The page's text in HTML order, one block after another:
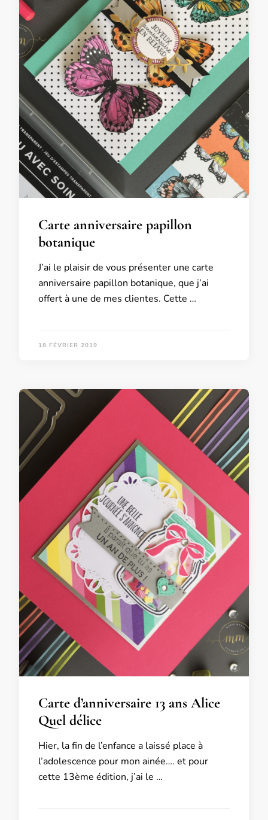
Carte anniversaire papillon
botanique
J’ai le plaisir de vous présenter une carte
anniversaire papillon botanique, que j’ai
offert à une de mes clientes. Cette …
18 FÉVRIER 2019
Carte d’anniversaire 13 ans Alice
Quel délice
Hier, la fin de l’enfance a laissé place à
l’adolescence pour mon ainée…. et pour
cette 13ème édition, j’ai le …